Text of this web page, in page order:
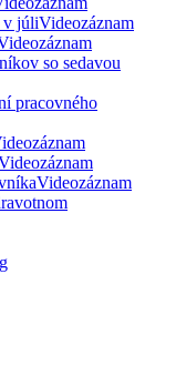
v júliVideozáznam
so sedavou
pracovného
Videozáznam